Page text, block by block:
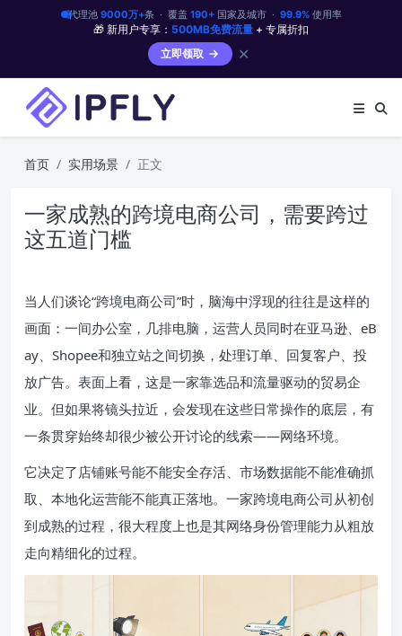
代理池 9000万+条 · 覆盖 190+国家及城市 · 99.9%使用率
🎁 新用户专享： 500MB免费流量 + 专属折扣
立即领取
✕
首页 实用场景 正文
一家成熟的跨境电商公司，需要跨过
这五道门槛
当人们谈论“跨境电商公司”时，脑海中浮现的往往是这样的
画面：一间办公室，几排电脑，运营人员同时在亚马逊、eB
ay、Shopee和独立站之间切换，处理订单、回复客户、投
放广告。表面上看，这是一家靠选品和流量驱动的贸易企
业。但如果将镜头拉近，会发现在这些日常操作的底层，有
一条贯穿始终却很少被公开讨论的线索——网络环境。
它决定了店铺账号能不能安全存活、市场数据能不能准确抓
取、本地化运营能不能真正落地。一家跨境电商公司从初创
到成熟的过程，很大程度上也是其网络身份管理能力从粗放
走向精细化的过程。